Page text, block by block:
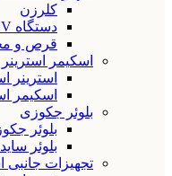
کلرزن
دستگاه UV
قرص و
اسکیمر
استرینر
اسکیمر
بلوئر جکوزی
بلوئر
بلوئر
تجهیزات جانبی